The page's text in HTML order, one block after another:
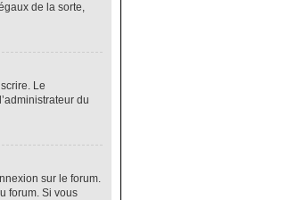
de la sorte,
Le
du
sur le forum.
forum. Si vous